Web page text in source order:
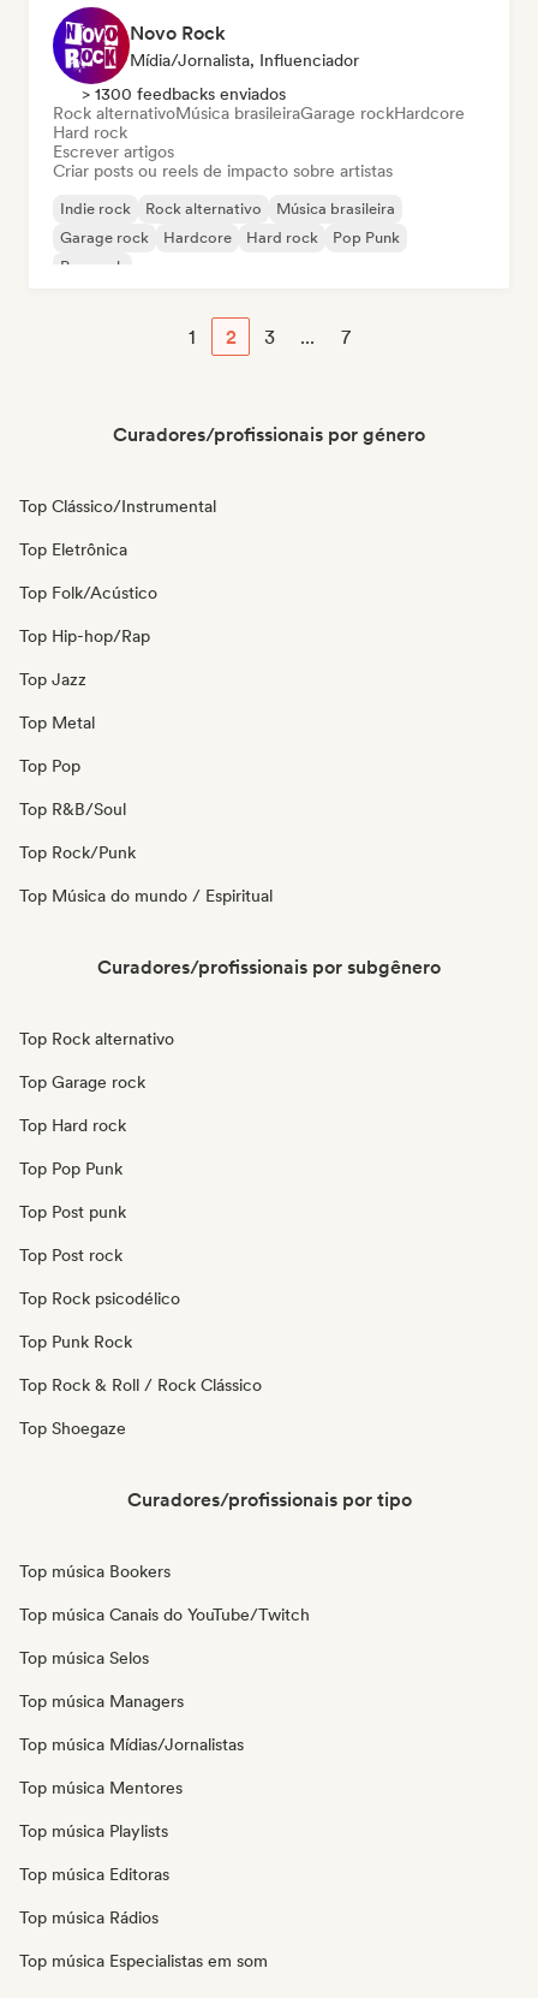
Novo Rock
Mídia/Jornalista, Influenciador
> 1300 feedbacks enviados
Rock alternativoMúsica brasileiraGarage rockHardcore
Hard rock
Escrever artigos
Criar posts ou reels de impacto sobre artistas
Indie rock Rock alternativo
Música brasileira
Garage rock
Hardcore Hard rock
Pop Punk
Pop rock
1 2 3 ... 7
Curadores/profissionais por género
Top Clássico/Instrumental
Top Eletrônica
Top Folk/Acústico
Top Hip-hop/Rap
Top Jazz
Top Metal
Top Pop
Top R&B/Soul
Top Rock/Punk
Top Música do mundo / Espiritual
Curadores/profissionais por subgênero
Top Rock alternativo
Top Garage rock
Top Hard rock
Top Pop Punk
Top Post punk
Top Post rock
Top Rock psicodélico
Top Punk Rock
Top Rock & Roll / Rock Clássico
Top Shoegaze
Curadores/profissionais por tipo
Top música Bookers
Top música Canais do YouTube/Twitch
Top música Selos
Top música Managers
Top música Mídias/Jornalistas
Top música Mentores
Top música Playlists
Top música Editoras
Top música Rádios
Top música Especialistas em som